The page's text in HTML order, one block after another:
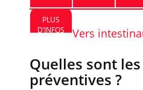
PLUS
D’INFOS
Vers
Quelles sont
préventives ?